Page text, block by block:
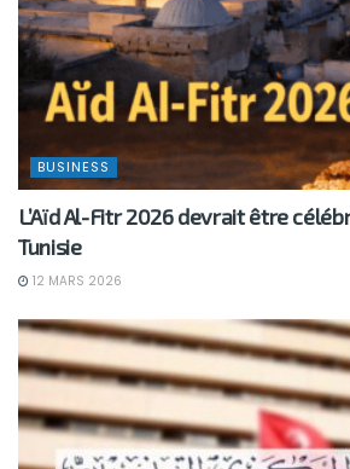
BUSINESS
L’Aïd Al-Fitr 2026 devrait être
Tunisie
12 MARS 2026